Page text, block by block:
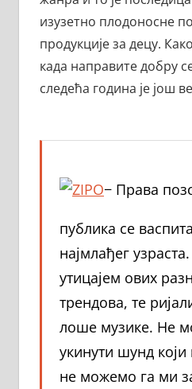
изузетно плодоносне
продукције за децу.
када направите добру
следећа година је још
− Права
публика се
најмлађег
утицајем ових
трендова, те
лоше музике. Не
укинути шунд
не можемо га ми